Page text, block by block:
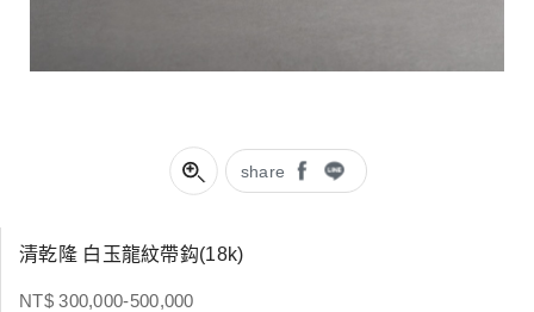
share
清乾隆 白玉龍紋帶鈎(18k)
NT$ 300,000-500,000